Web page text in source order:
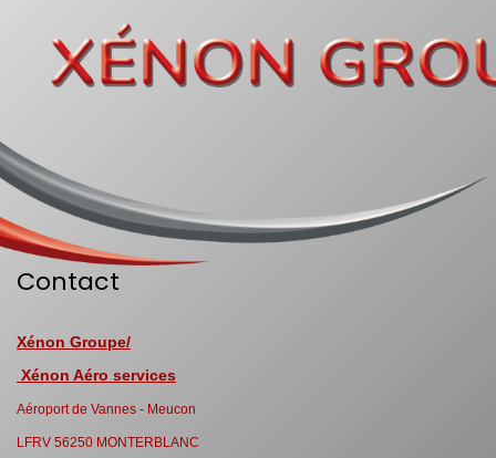
Contact
Xénon Groupe/
Xénon Aéro services
Aéroport de Vannes - Meucon
LFRV 56250 MONTERBLANC